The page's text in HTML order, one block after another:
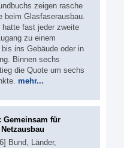
zeigen rasche
beim Glasfaserausbau.
hatte fast jeder zweite
zu einem
ins Gebäude oder in
Binnen sechs
die Quote um sechs
mehr...
Gemeinsam für
Bund, Länder,